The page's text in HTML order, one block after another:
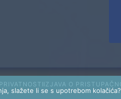
IZJAVA O
slažete li se s upotrebom kolačića?